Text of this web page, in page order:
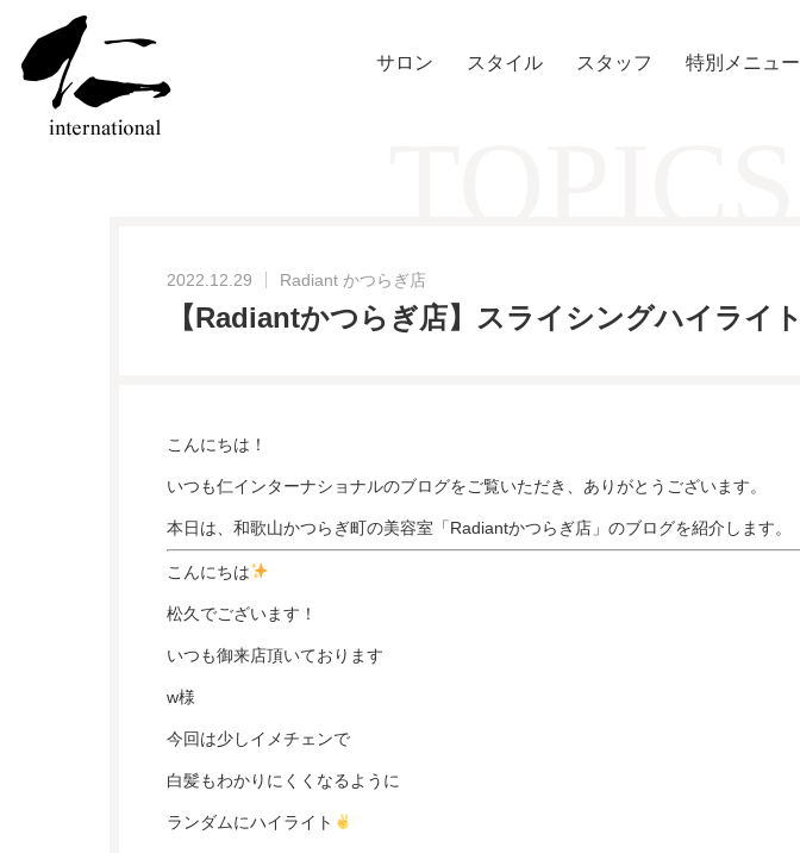
サロン スタイル スタッフ 特別メニュー
2022.12.29 Radiant かつらぎ店
【Radiantかつらぎ店】スライシングハイライト
こんにちは！
いつも仁インターナショナルのブログをご覧いただき、ありがとうございます。
本日は、和歌山かつらぎ町の美容室「Radiantかつらぎ店」のブログを紹介します。
こんにちは
松久でございます！
いつも御来店頂いております
w様
今回は少しイメチェンで
白髪もわかりにくくなるように
ランダムにハイライト